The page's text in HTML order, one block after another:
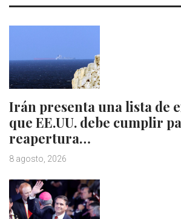
Irán presenta una lista de
que EE.UU. debe cumplir
reapertura…
8 agosto, 2026